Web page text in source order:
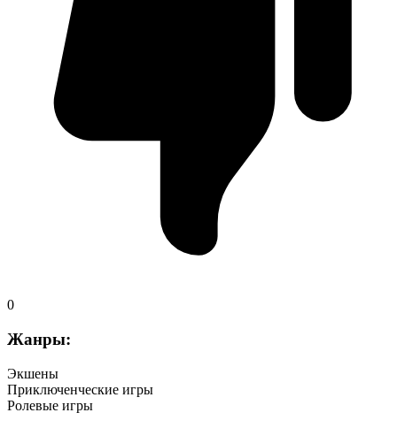
0
Жанры:
Экшены
Приключенческие игры
Ролевые игры